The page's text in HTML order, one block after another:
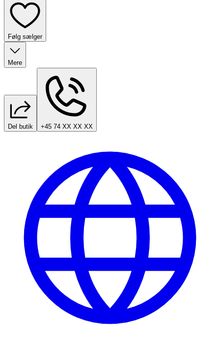
Følg sælger
Mere
Del butik +45 74 XX XX XX